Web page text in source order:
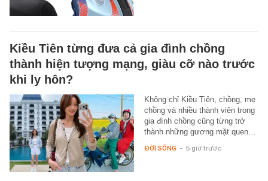
Kiều Tiên từng đưa cả gia đình chồng
thành hiện tượng mạng, giàu cỡ nào trước
khi ly hôn?
Không chỉ Kiều Tiên, chồng, mẹ
chồng và nhiều thành viên trong
gia đình chồng cũng từng trở
thành những gương mặt quen…
ĐỜI SỐNG - 5 giờ trước